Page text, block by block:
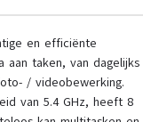
en efficiënte
taken, van dagelijks
/ videobewerking.
van 5.4 GHz, heeft 8